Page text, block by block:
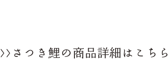
>>さつき鯉の商品詳細はこちら